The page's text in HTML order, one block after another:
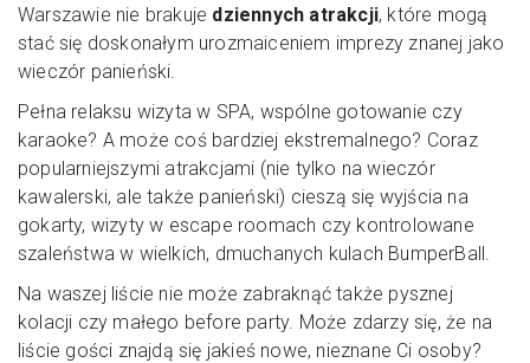
Warszawie nie brakuje dziennych atrakcji, które mogą
stać się doskonałym urozmaiceniem imprezy znanej jako
wieczór panieński.
Pełna relaksu wizyta w SPA, wspólne gotowanie czy
karaoke? A może coś bardziej ekstremalnego? Coraz
popularniejszymi atrakcjami (nie tylko na wieczór
kawalerski, ale także panieński) cieszą się wyjścia na
gokarty, wizyty w escape roomach czy kontrolowane
szaleństwa w wielkich, dmuchanych kulach BumperBall.
Na waszej liście nie może zabraknąć także pysznej
kolacji czy małego before party. Może zdarzy się, że na
liście gości znajdą się jakieś nowe, nieznane Ci osoby?